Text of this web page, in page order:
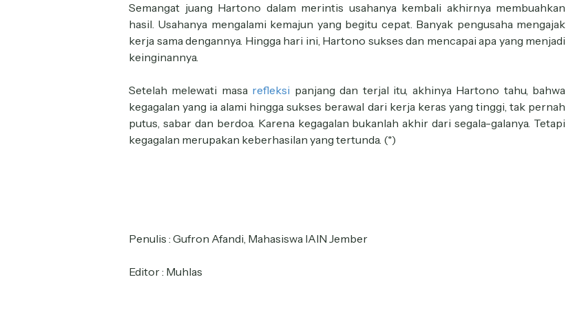
Semangat juang Hartono dalam merintis usahanya kembali akhirnya membuahkan
hasil. Usahanya mengalami kemajun yang begitu cepat. Banyak pengusaha mengajak
kerja sama dengannya. Hingga hari ini, Hartono sukses dan mencapai apa yang menjadi
keinginannya.
Setelah melewati masa refleksi panjang dan terjal itu, akhinya Hartono tahu, bahwa
kegagalan yang ia alami hingga sukses berawal dari kerja keras yang tinggi, tak pernah
putus, sabar dan berdoa. Karena kegagalan bukanlah akhir dari segala-galanya. Tetapi
kegagalan merupakan keberhasilan yang tertunda. (*)
Penulis : Gufron Afandi, Mahasiswa IAIN Jember
Editor : Muhlas